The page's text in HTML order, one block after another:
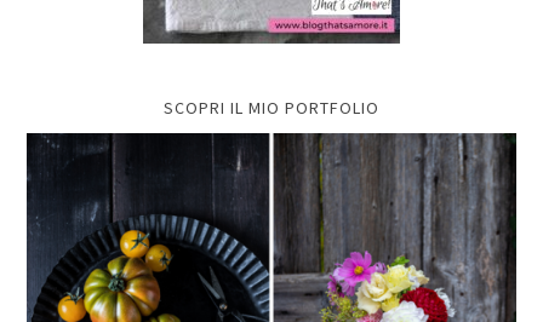
SCOPRI IL MIO PORTFOLIO